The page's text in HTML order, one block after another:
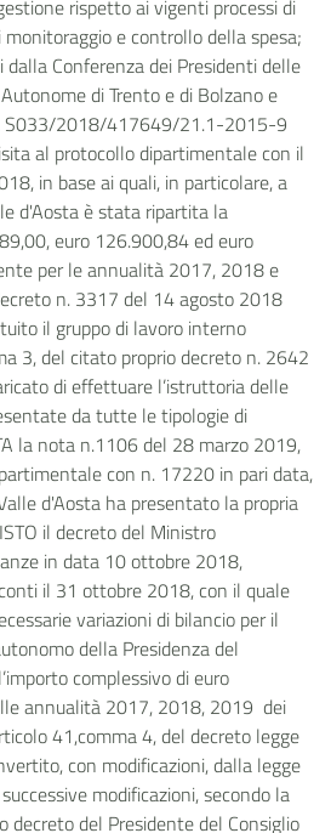
rispetto ai vigenti processi di
e controllo della spesa;
Conferenza dei Presidenti delle
di Trento e di Bolzano e
S033/2018/417649/21.1-2015-9
al protocollo dipartimentale con il
in base ai quali, in particolare, a
d'Aosta è stata ripartita la
euro 126.900,84 ed euro
per le annualità 2017, 2018 e
n. 3317 del 14 agosto 2018
il gruppo di lavoro interno
3, del citato proprio decreto n. 2642
di effettuare l’istruttoria delle
da tutte le tipologie di
la nota n.1106 del 28 marzo 2019,
con n. 17220 in pari data,
d'Aosta ha presentato la propria
il decreto del Ministro
in data 10 ottobre 2018,
il 31 ottobre 2018, con il quale
variazioni di bilancio per il
della Presidenza del
complessivo di euro
annualità 2017, 2018, 2019 dei
41,comma 4, del decreto legge
con modificazioni, dalla legge
modificazioni, secondo la
decreto del Presidente del Consiglio